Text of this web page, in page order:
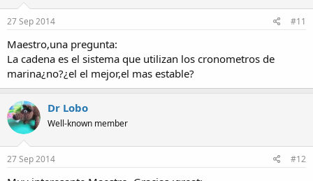
27 Sep 2014 #11
Maestro,una pregunta:
La cadena es el sistema que utilizan los cronometros de
marina¿no?¿el el mejor,el mas estable?
Dr Lobo
Well-known member
27 Sep 2014 #12